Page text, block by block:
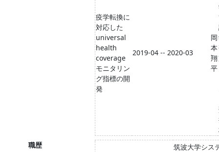
疫学転換に
対応した
universal
health
coverage
モニタリン
グ指標の開
発
2019-04 -- 2020-03
岡
本
翔
平
職歴
筑波大学シス